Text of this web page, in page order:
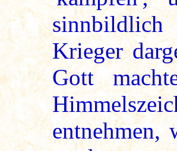
Krieger
Gott
entnehmen,